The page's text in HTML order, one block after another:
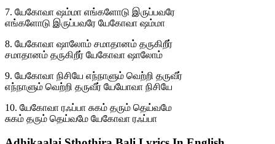
7. யேகோவா ஷம்மா எங்களோடு இருப்பவரே
எங்களோடு இருப்பவரே யேகோவா ஷம்மா
8. யேகோவா ஷாலோம் சமாதானம் தருகிறீர்
சமாதானம் தருகிறீர் யேகோவா ஷாலோம்
9. யேகோவா நிசியே எந்நாளும் வெற்றி தருவீர்
எந்நாளும் வெற்றி தருவீர் யேயோவா நிசியே
10. யேகோவா ரஃப்பா சுகம் தரும் தெய்வமே
சுகம் தரும் தெய்வமே யேகோவா ரஃப்பா